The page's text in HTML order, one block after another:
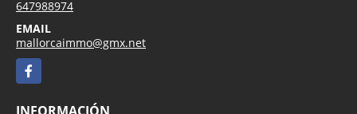
FIJO
647988974
EMAIL
mallorcaimmo@gmx.net
Facebook